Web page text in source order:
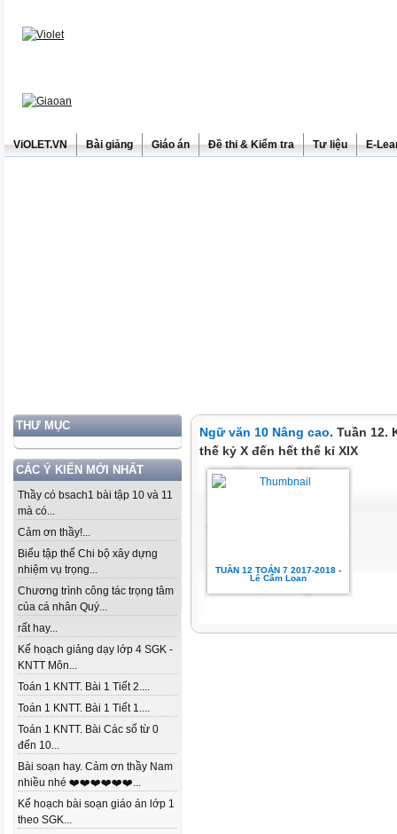
ViOLET.VN Bài giảng Giáo án Đề thi & Kiểm tra Tư liệu E-
THƯ MỤC
CÁC Ý KIẾN MỚI NHẤT
Thầy có bsach1 bài tập 10 và 11
mà có...
Cảm ơn thầy!...
Biểu tập thể Chi bộ xây dựng
nhiệm vụ trọng...
Chương trình công tác trọng tâm
của cá nhân Quý...
rất hay...
Kế hoạch giảng dạy lớp 4 SGK -
KNTT Môn...
Toán 1 KNTT. Bài 1 Tiết 2....
Toán 1 KNTT. Bài 1 Tiết 1....
Toán 1 KNTT. Bài Các số từ 0
đến 10...
Bài soạn hay. Cảm ơn thầy Nam
nhiều nhé ❤️❤️❤️❤️❤️❤️...
Kế hoạch bài soạn giáo án lớp 1
theo SGK...
Ngữ văn 10 Nâng cao. Tuần 12.
thế kỷ X đến hết thế kỉ XIX
TUẦN 12 TOÁN 7 2017-2018 -
Lê Cẩm Loan